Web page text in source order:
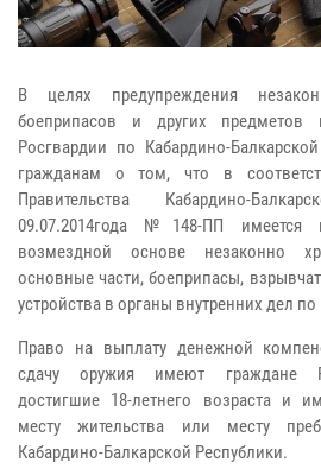
В целях предупреждения
боеприпасов и других предметов
Росгвардии по Кабардино-
гражданам о том, что в
Правительства Кабардино-
09.07.2014года №148-ПП имеется
возмездной основе незаконно
основные части, боеприпасы,
устройства в органы внутренних дел по
Право на выплату денежной
сдачу оружия имеют граждане
достигшие 18-летнего возраста и
месту жительства или месту
Кабардино-Балкарской Республики.